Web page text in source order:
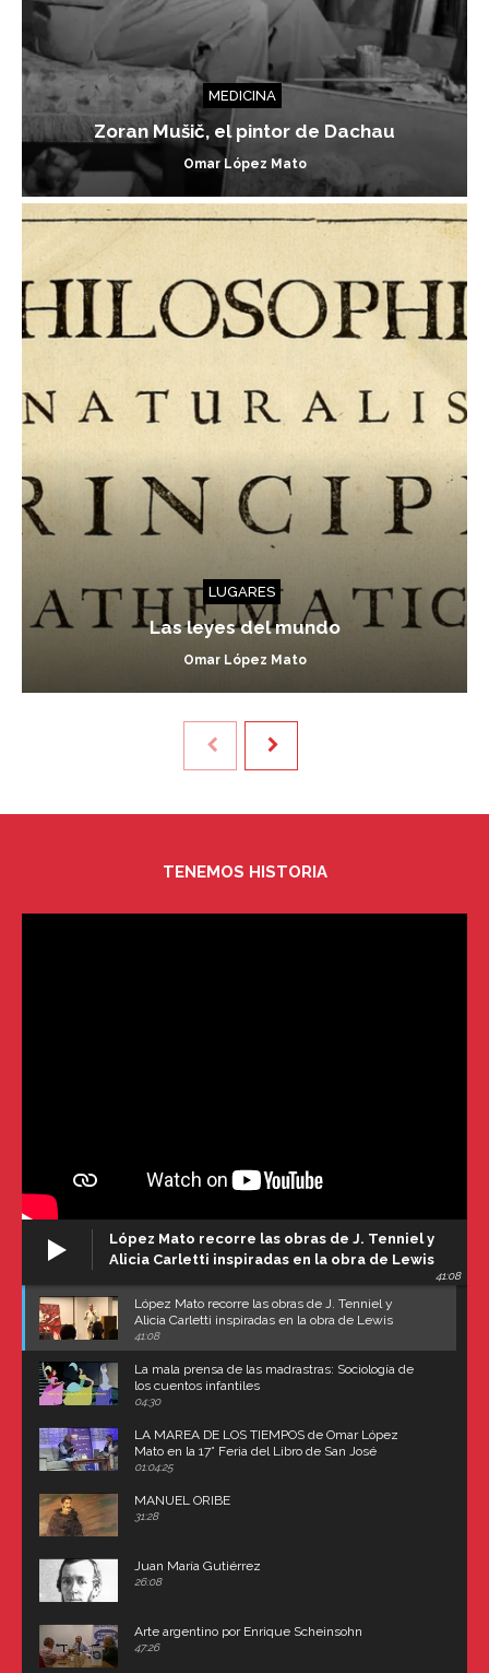
MEDICINA
Zoran Mušič, el pintor de Dachau
Omar López Mato
LUGARES
Las leyes del mundo
Omar López Mato
TENEMOS HISTORIA
López Mato recorre las obras de J. Tenniel y
Alicia Carletti inspiradas en la obra de Lewis
41:08
López Mato recorre las obras de J. Tenniel y
Alicia Carletti inspiradas en la obra de Lewis
Carroll
41:08
La mala prensa de las madrastras: Sociología de
los cuentos infantiles
04:30
LA MAREA DE LOS TIEMPOS de Omar López
Mato en la 17° Feria del Libro de San José
(Uruguay)
01:04:25
MANUEL ORIBE
31:28
Juan María Gutiérrez
26:08
Arte argentino por Enrique Scheinsohn
47:26